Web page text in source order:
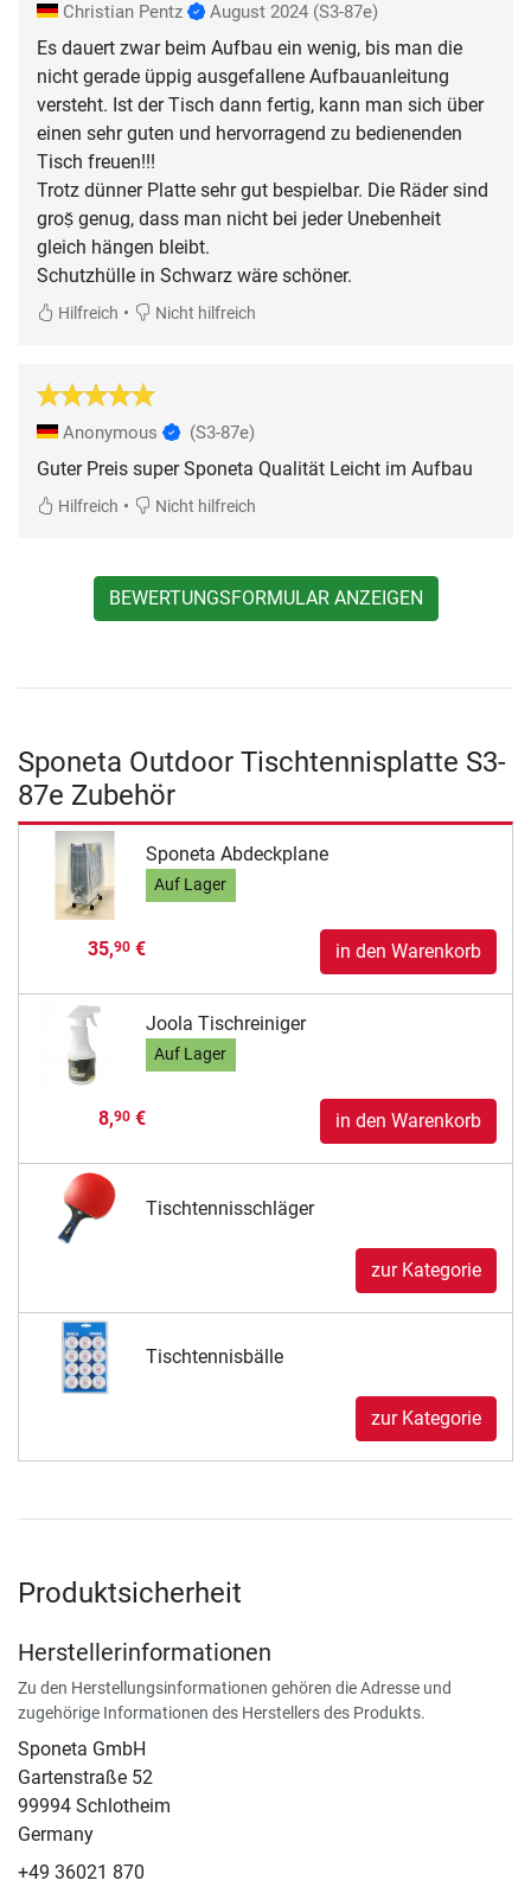
Christian Pentz August 2024 (S3-87e)
Es dauert zwar beim Aufbau ein wenig, bis man die
nicht gerade üppig ausgefallene Aufbauanleitung
versteht. Ist der Tisch dann fertig, kann man sich über
einen sehr guten und hervorragend zu bedienenden
Tisch freuen!!!
Trotz dünner Platte sehr gut bespielbar. Die Räder sind
groṣ̌ genug, dass man nicht bei jeder Unebenheit
gleich hängen bleibt.
Schutzhülle in Schwarz wäre schöner.
Hilfreich • Nicht hilfreich
Anonymous (S3-87e)
Guter Preis super Sponeta Qualität Leicht im Aufbau
Hilfreich • Nicht hilfreich
BEWERTUNGSFORMULAR ANZEIGEN
Sponeta Outdoor Tischtennisplatte S3-
87e Zubehör
Sponeta Abdeckplane
Auf Lager
35,90€ in den Warenkorb
Joola Tischreiniger
Auf Lager
8,90€ in den Warenkorb
Tischtennisschläger
zur Kategorie
Tischtennisbälle
zur Kategorie
Produktsicherheit
Herstellerinformationen
Zu den Herstellungsinformationen gehören die Adresse und
zugehörige Informationen des Herstellers des Produkts.
Sponeta GmbH
Gartenstraße 52
99994 Schlotheim
Germany
+49 36021 870